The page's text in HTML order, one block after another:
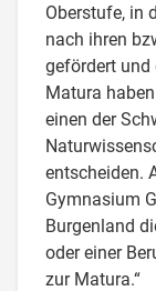
Oberstufe, in
nach ihren
gefördert und
Matura
einen der
entscheiden.
Gymnasium
Burgenland
oder einer
zur Matura.“